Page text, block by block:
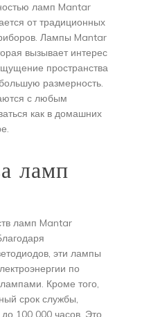
ламп Mantar
от традиционных
Лампы Mantar
вызывает интерес
пространства
размерность.
с любым
как в домашних
ламп
ламп Mantar
эти лампы
по
Кроме того,
срок службы,
100 000 часов. Это